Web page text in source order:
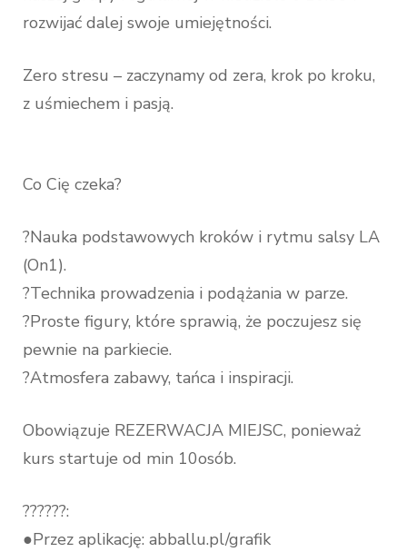
rozwijać dalej swoje umiejętności.
Zero stresu – zaczynamy od zera, krok po kroku,
z uśmiechem i pasją.
Co Cię czeka?
?Nauka podstawowych kroków i rytmu salsy LA
(On1).
?Technika prowadzenia i podążania w parze.
?Proste figury, które sprawią, że poczujesz się
pewnie na parkiecie.
?Atmosfera zabawy, tańca i inspiracji.
Obowiązuje REZERWACJA MIEJSC, ponieważ
kurs startuje od min 10osób.
??????:
●Przez aplikację: abballu.pl/grafik